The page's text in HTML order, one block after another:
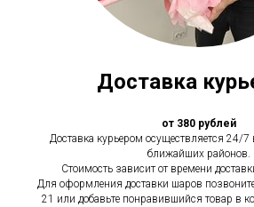
Доставка
от 380 рублей
Доставка курьером осуществляется 24/7
ближайших районов.
Стоимость зависит от времени
Для оформления доставки шаров
21 или добавьте понравившийся товар в